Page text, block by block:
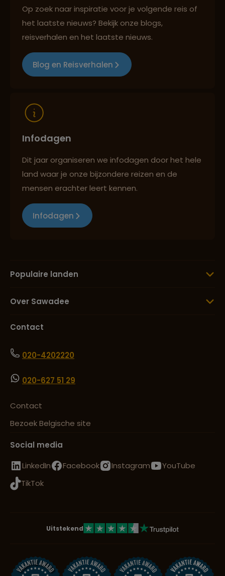
Reizen met oog voor mens, cultuur en milieu
Op zoek naar inspiratie voor je volgende reis of
het laatste nieuws? Bekijk onze blogs,
reisverhalen en het laatste nieuws.
Blog en Reisverhalen
Infodagen
Dit jaar organiseren we infodagen door het hele
land waar je onze bijzondere reizen en de
mensen erachter leert kennen.
Infodagen
Populaire landen
Over Sawadee
Contact
020-4202220
020-627 51 29
Contact
Bezoek Belgische site
Social media
LinkedIn
Facebook Instagram
YouTube
TikTok
Uitstekend